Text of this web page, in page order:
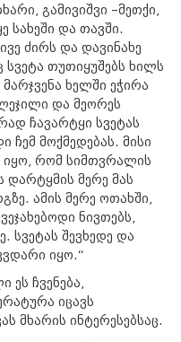
გამივიშვი –მეთქი,
სახეში და თავში.
ძირს და დავინახე
თუთიყუშებს ხილს
ხელში ეჭირა
და მეორეს
ჩავარტყი სვეტას
ჩემ მოქმედებას. მისი
იყო, რომ სიმთვრალის
დარტყმის მერე მას
ამის მერე ოთახში,
ნივთებს,
სვეტას შევხედე და
იყო.“
ეს ჩვენება,
იცავს
მხარის ინტერესებსაც.